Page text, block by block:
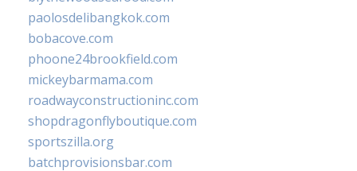
paolosdelibangkok.com
bobacove.com
phoone24brookfield.com
mickeybarmama.com
roadwayconstructioninc.com
shopdragonflyboutique.com
sportszilla.org
batchprovisionsbar.com